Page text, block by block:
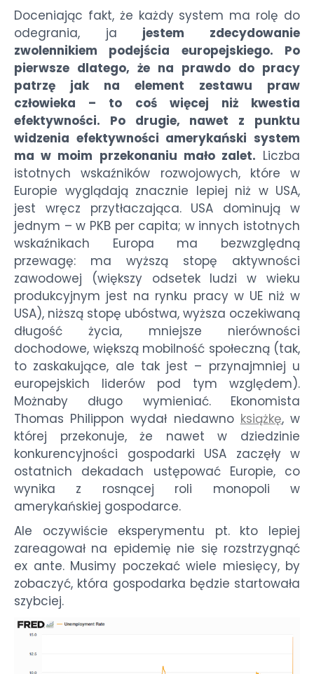
Doceniając fakt, że każdy system ma rolę do
odegrania, ja jestem zdecydowanie
zwolennikiem podejścia europejskiego. Po
pierwsze dlatego, że na prawdo do pracy
patrzę jak na element zestawu praw
człowieka – to coś więcej niż kwestia
efektywności. Po drugie, nawet z punktu
widzenia efektywności amerykański system
ma w moim przekonaniu mało zalet. Liczba
istotnych wskaźników rozwojowych, które w
Europie wyglądają znacznie lepiej niż w USA,
jest wręcz przytłaczająca. USA dominują w
jednym – w PKB per capita; w innych istotnych
wskaźnikach Europa ma bezwzględną
przewagę: ma wyższą stopę aktywności
zawodowej (większy odsetek ludzi w wieku
produkcyjnym jest na rynku pracy w UE niż w
USA), niższą stopę ubóstwa, wyższa oczekiwaną
długość życia, mniejsze nierówności
dochodowe, większą mobilność społeczną (tak,
to zaskakujące, ale tak jest – przynajmniej u
europejskich liderów pod tym względem).
Możnaby długo wymieniać. Ekonomista
Thomas Philippon wydał niedawno książkę, w
której przekonuje, że nawet w dziedzinie
konkurencyjności gospodarki USA zaczęły w
ostatnich dekadach ustępować Europie, co
wynika z rosnącej roli monopoli w
amerykańskiej gospodarce.
Ale oczywiście eksperymentu pt. kto lepiej
zareagował na epidemię nie się rozstrzygnąć
ex ante. Musimy poczekać wiele miesięcy, by
zobaczyć, która gospodarka będzie startowała
szybciej.